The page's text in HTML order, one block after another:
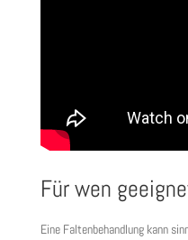
Für wen
Eine Faltenbehandlung kann